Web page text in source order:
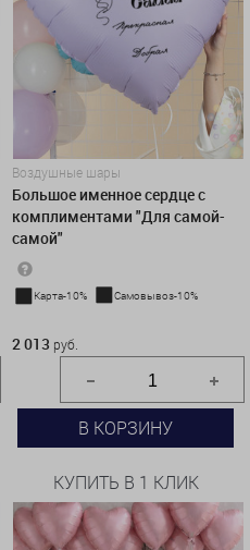
Воздушные шары
Большое именное сердце с
комплиментами "Для самой-
самой"
Карта-10% Самовывоз-10%
2 013 руб.
В КОРЗИНУ
КУПИТЬ В 1 КЛИК